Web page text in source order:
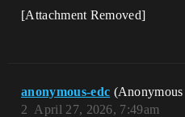
[Attachment Removed]
anonymous-edc
April 27, 2026, 7:49am
2